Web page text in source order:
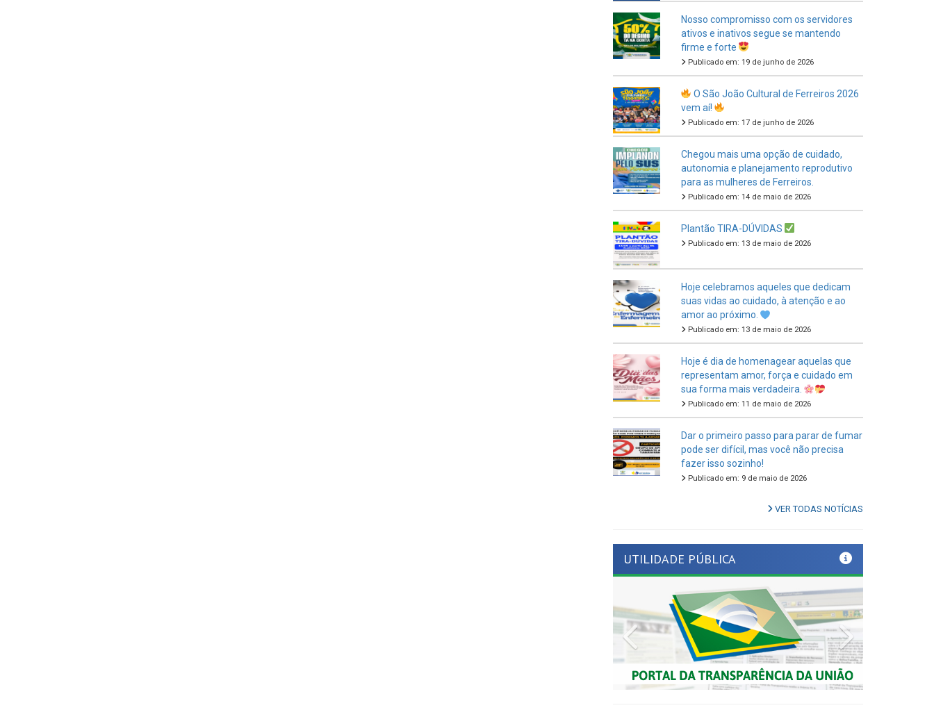
firme e forte
Publicado em: 19 de junho de 2026
Publicado em: 17 de junho de 2026
para as mulheres de Ferreiros.
Publicado em: 14 de maio de 2026
Publicado em: 13 de maio de 2026
amor ao próximo.
Publicado em: 13 de maio de 2026
sua forma mais verdadeira.
Publicado em: 11 de maio de 2026
fazer isso sozinho!
Publicado em: 9 de maio de 2026
Previous Next